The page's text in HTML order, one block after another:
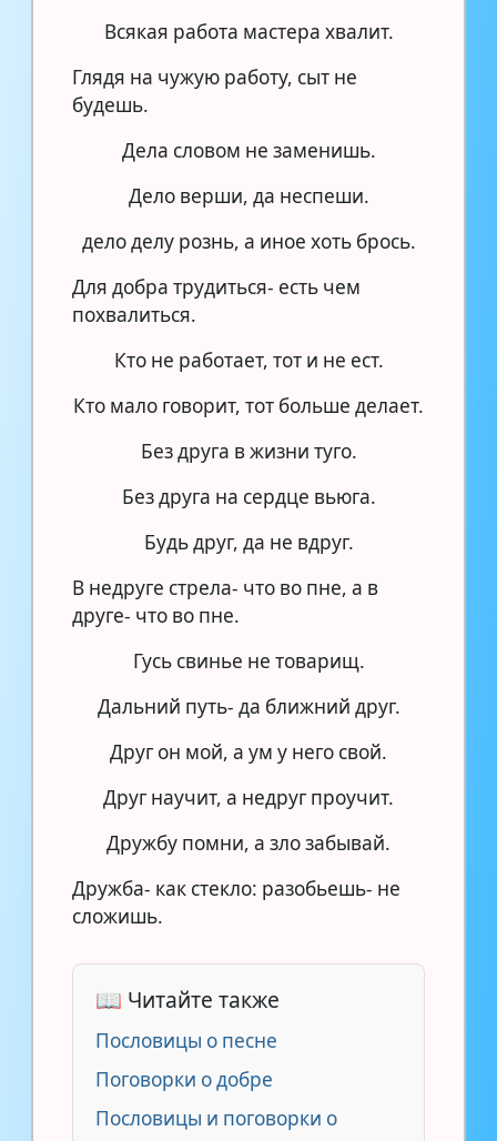
Всякая работа мастера хвалит.
Глядя на чужую работу, сыт не
будешь.
Дела словом не заменишь.
Дело верши, да неспеши.
дело делу рознь, а иное хоть брось.
Для добра трудиться- есть чем
похвалиться.
Кто не работает, тот и не ест.
Кто мало говорит, тот больше делает.
Без друга в жизни туго.
Без друга на сердце вьюга.
Будь друг, да не вдруг.
В недруге стрела- что во пне, а в
друге- что во пне.
Гусь свинье не товарищ.
Дальний путь- да ближний друг.
Друг он мой, а ум у него свой.
Друг научит, а недруг проучит.
Дружбу помни, а зло забывай.
Дружба- как стекло: разобьешь- не
сложишь.
📖 Читайте также
Пословицы о песне
Поговорки о добре
Пословицы и поговорки о